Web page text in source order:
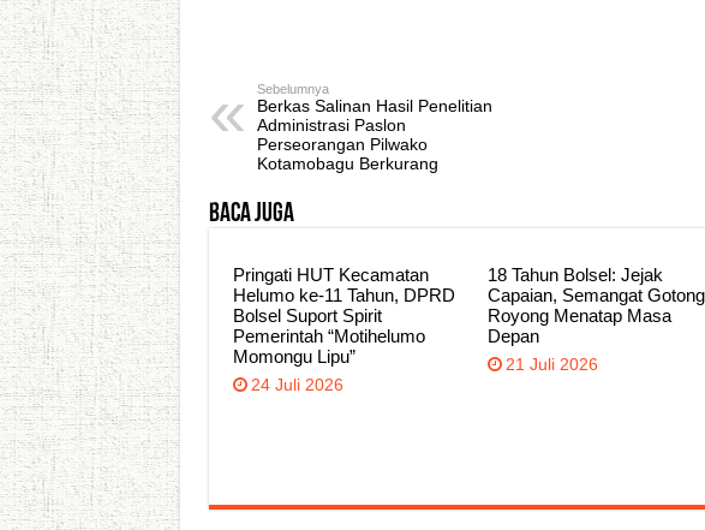
Sebelumnya
Berkas Salinan Hasil Penelitian
Administrasi Paslon
Perseorangan Pilwako
Kotamobagu Berkurang
Baca Juga
Pringati HUT Kecamatan
Helumo ke-11 Tahun, DPRD
Bolsel Suport Spirit
Pemerintah “Motihelumo
Momongu Lipu”
24 Juli 2026
18 Tahun Bolsel: Jejak
Capaian, Semangat Gotong
Royong Menatap Masa
Depan
21 Juli 2026